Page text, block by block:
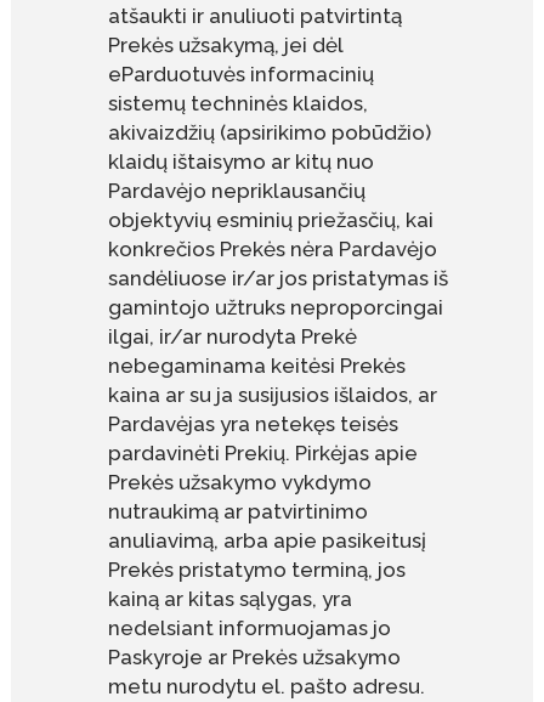
atšaukti ir anuliuoti patvirtintą
Prekės užsakymą, jei dėl
eParduotuvės informacinių
sistemų techninės klaidos,
akivaizdžių (apsirikimo pobūdžio)
klaidų ištaisymo ar kitų nuo
Pardavėjo nepriklausančių
objektyvių esminių priežasčių, kai
konkrečios Prekės nėra Pardavėjo
sandėliuose ir/ar jos pristatymas iš
gamintojo užtruks neproporcingai
ilgai, ir/ar nurodyta Prekė
nebegaminama keitėsi Prekės
kaina ar su ja susijusios išlaidos, ar
Pardavėjas yra netekęs teisės
pardavinėti Prekių. Pirkėjas apie
Prekės užsakymo vykdymo
nutraukimą ar patvirtinimo
anuliavimą, arba apie pasikeitusį
Prekės pristatymo terminą, jos
kainą ar kitas sąlygas, yra
nedelsiant informuojamas jo
Paskyroje ar Prekės užsakymo
metu nurodytu el. pašto adresu.